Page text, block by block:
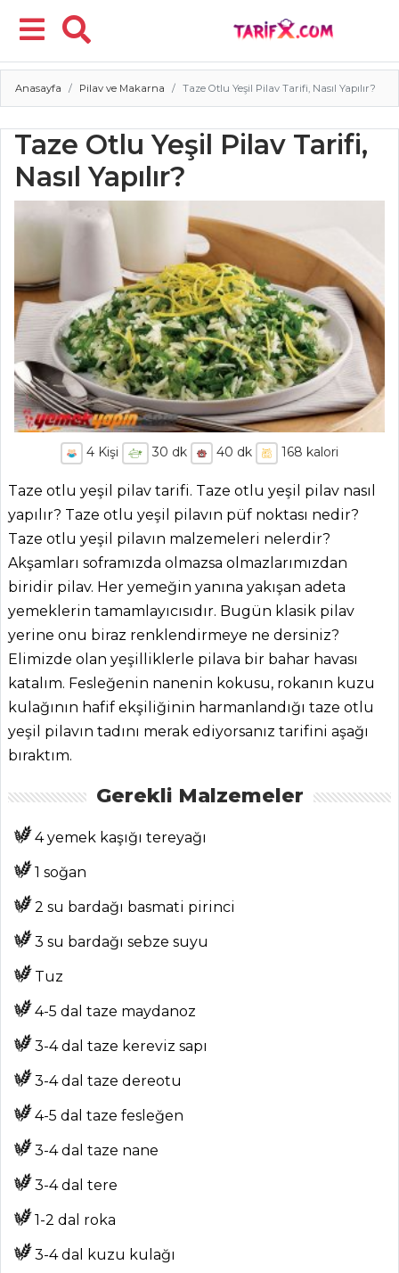
Menü
ANASAYFA
BLOG
Aktüel
Chefs
Haber
ŞEFİN TARİFLERİ
MENÜLER
Tüm
Kategoriler
Anasayfa Pilav ve Makarna Taze Otlu Yeşil Pilav Tarifi, Nasıl Yapılır?
Taze Otlu Yeşil Pilav Tarifi,
Nasıl Yapılır?
4 Kişi 30 dk 40 dk 168 kalori
Taze otlu yeşil pilav tarifi. Taze otlu yeşil pilav nasıl
yapılır? Taze otlu yeşil pilavın püf noktası nedir?
Taze otlu yeşil pilavın malzemeleri nelerdir?
Akşamları soframızda olmazsa olmazlarımızdan
biridir pilav. Her yemeğin yanına yakışan adeta
yemeklerin tamamlayıcısıdır. Bugün klasik pilav
yerine onu biraz renklendirmeye ne dersiniz?
Elimizde olan yeşilliklerle pilava bir bahar havası
katalım. Fesleğenin nanenin kokusu, rokanın kuzu
kulağının hafif ekşiliğinin harmanlandığı taze otlu
yeşil pilavın tadını merak ediyorsanız tarifini aşağı
bıraktım.
Gerekli Malzemeler
4 yemek kaşığı tereyağı
1 soğan
2 su bardağı basmati pirinci
3 su bardağı sebze suyu
Tuz
4-5 dal taze maydanoz
3-4 dal taze kereviz sapı
3-4 dal taze dereotu
4-5 dal taze fesleğen
3-4 dal taze nane
3-4 dal tere
1-2 dal roka
3-4 dal kuzu kulağı